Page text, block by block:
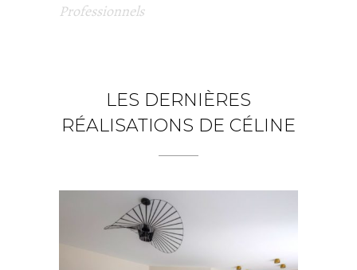
Professionnels
LES DERNIÈRES
RÉALISATIONS DE CÉLINE